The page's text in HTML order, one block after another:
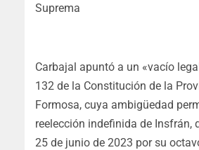
Suprema
Carbajal apuntó a un «vacío
132 de la Constitución de la
Formosa, cuya ambigüedad
reelección indefinida de Insfrán,
25 de junio de 2023 por su